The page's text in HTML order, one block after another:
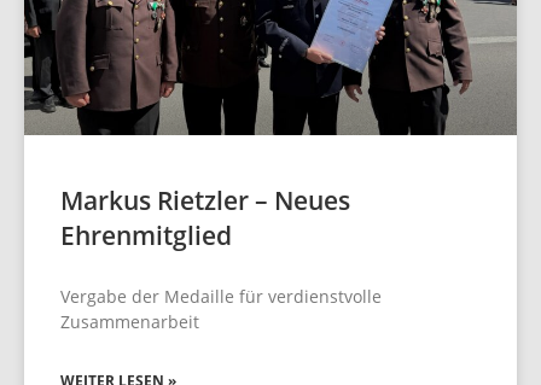
Markus Rietzler – Neues
Ehrenmitglied
Vergabe der Medaille für verdienstvolle
Zusammenarbeit